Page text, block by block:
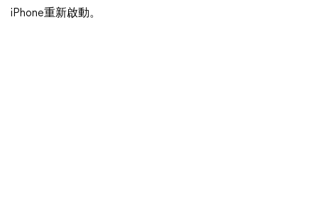
iPhone重新啟動。